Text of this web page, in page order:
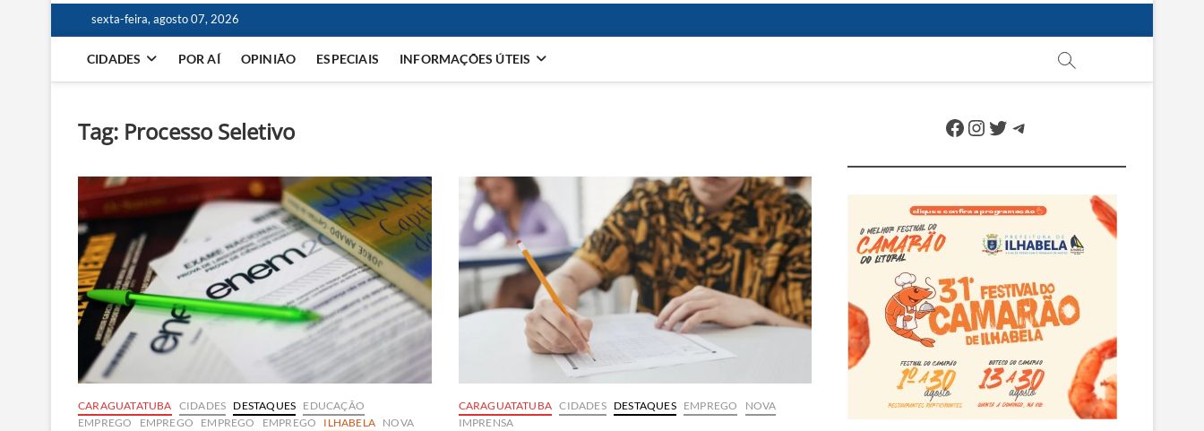
sexta-feira, agosto 07, 2026
CIDADES POR AÍ OPINIÃO ESPECIAIS INFORMAÇÕES ÚTEIS
Tag: Processo Seletivo
CARAGUATATUBA CIDADES DESTAQUES EDUCAÇÃO
EMPREGO
EMPREGO EMPREGO EMPREGO ILHABELA NOVA
CARAGUATATUBA CIDADES DESTAQUES EMPREGO
NOVA
IMPRENSA
Facebook
Instagram
Twitter
Telegram